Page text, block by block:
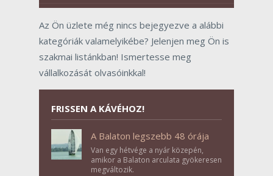
Az Ön üzlete még nincs bejegyezve a alábbi
kategóriák valamelyikébe? Jelenjen meg Ön is
szakmai listánkban! Ismertesse meg
vállalkozását olvasóinkkal!
FRISSEN A KÁVÉHOZ!
A Balaton legszebb 48 órája
Van egy hétvége a nyár közepén,
amikor a Balaton arculata gyökeresen
megváltozik.